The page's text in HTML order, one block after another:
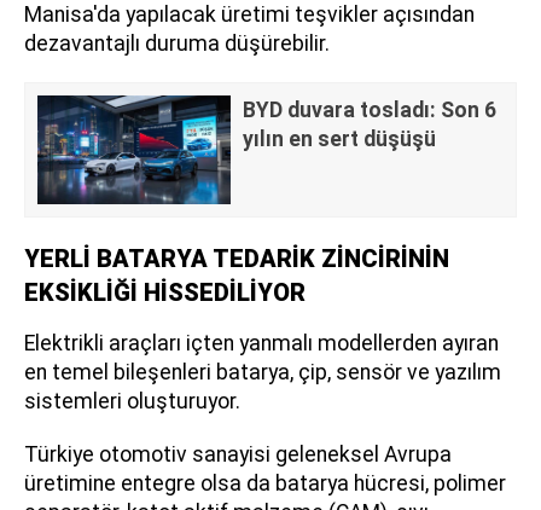
Manisa'da yapılacak üretimi teşvikler açısından
dezavantajlı duruma düşürebilir.
BYD duvara tosladı: Son 6
yılın en sert düşüşü
YERLİ BATARYA TEDARİK ZİNCİRİNİN
EKSİKLİĞİ HİSSEDİLİYOR
Elektrikli araçları içten yanmalı modellerden ayıran
en temel bileşenleri batarya, çip, sensör ve yazılım
sistemleri oluşturuyor.
Türkiye otomotiv sanayisi geleneksel Avrupa
üretimine entegre olsa da batarya hücresi, polimer